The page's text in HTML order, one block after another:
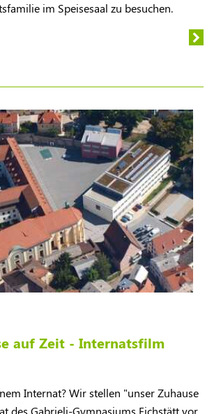
im Speisesaal zu besuchen.
auf Zeit - Internatsfilm
Internat? Wir stellen "unser Zuhause